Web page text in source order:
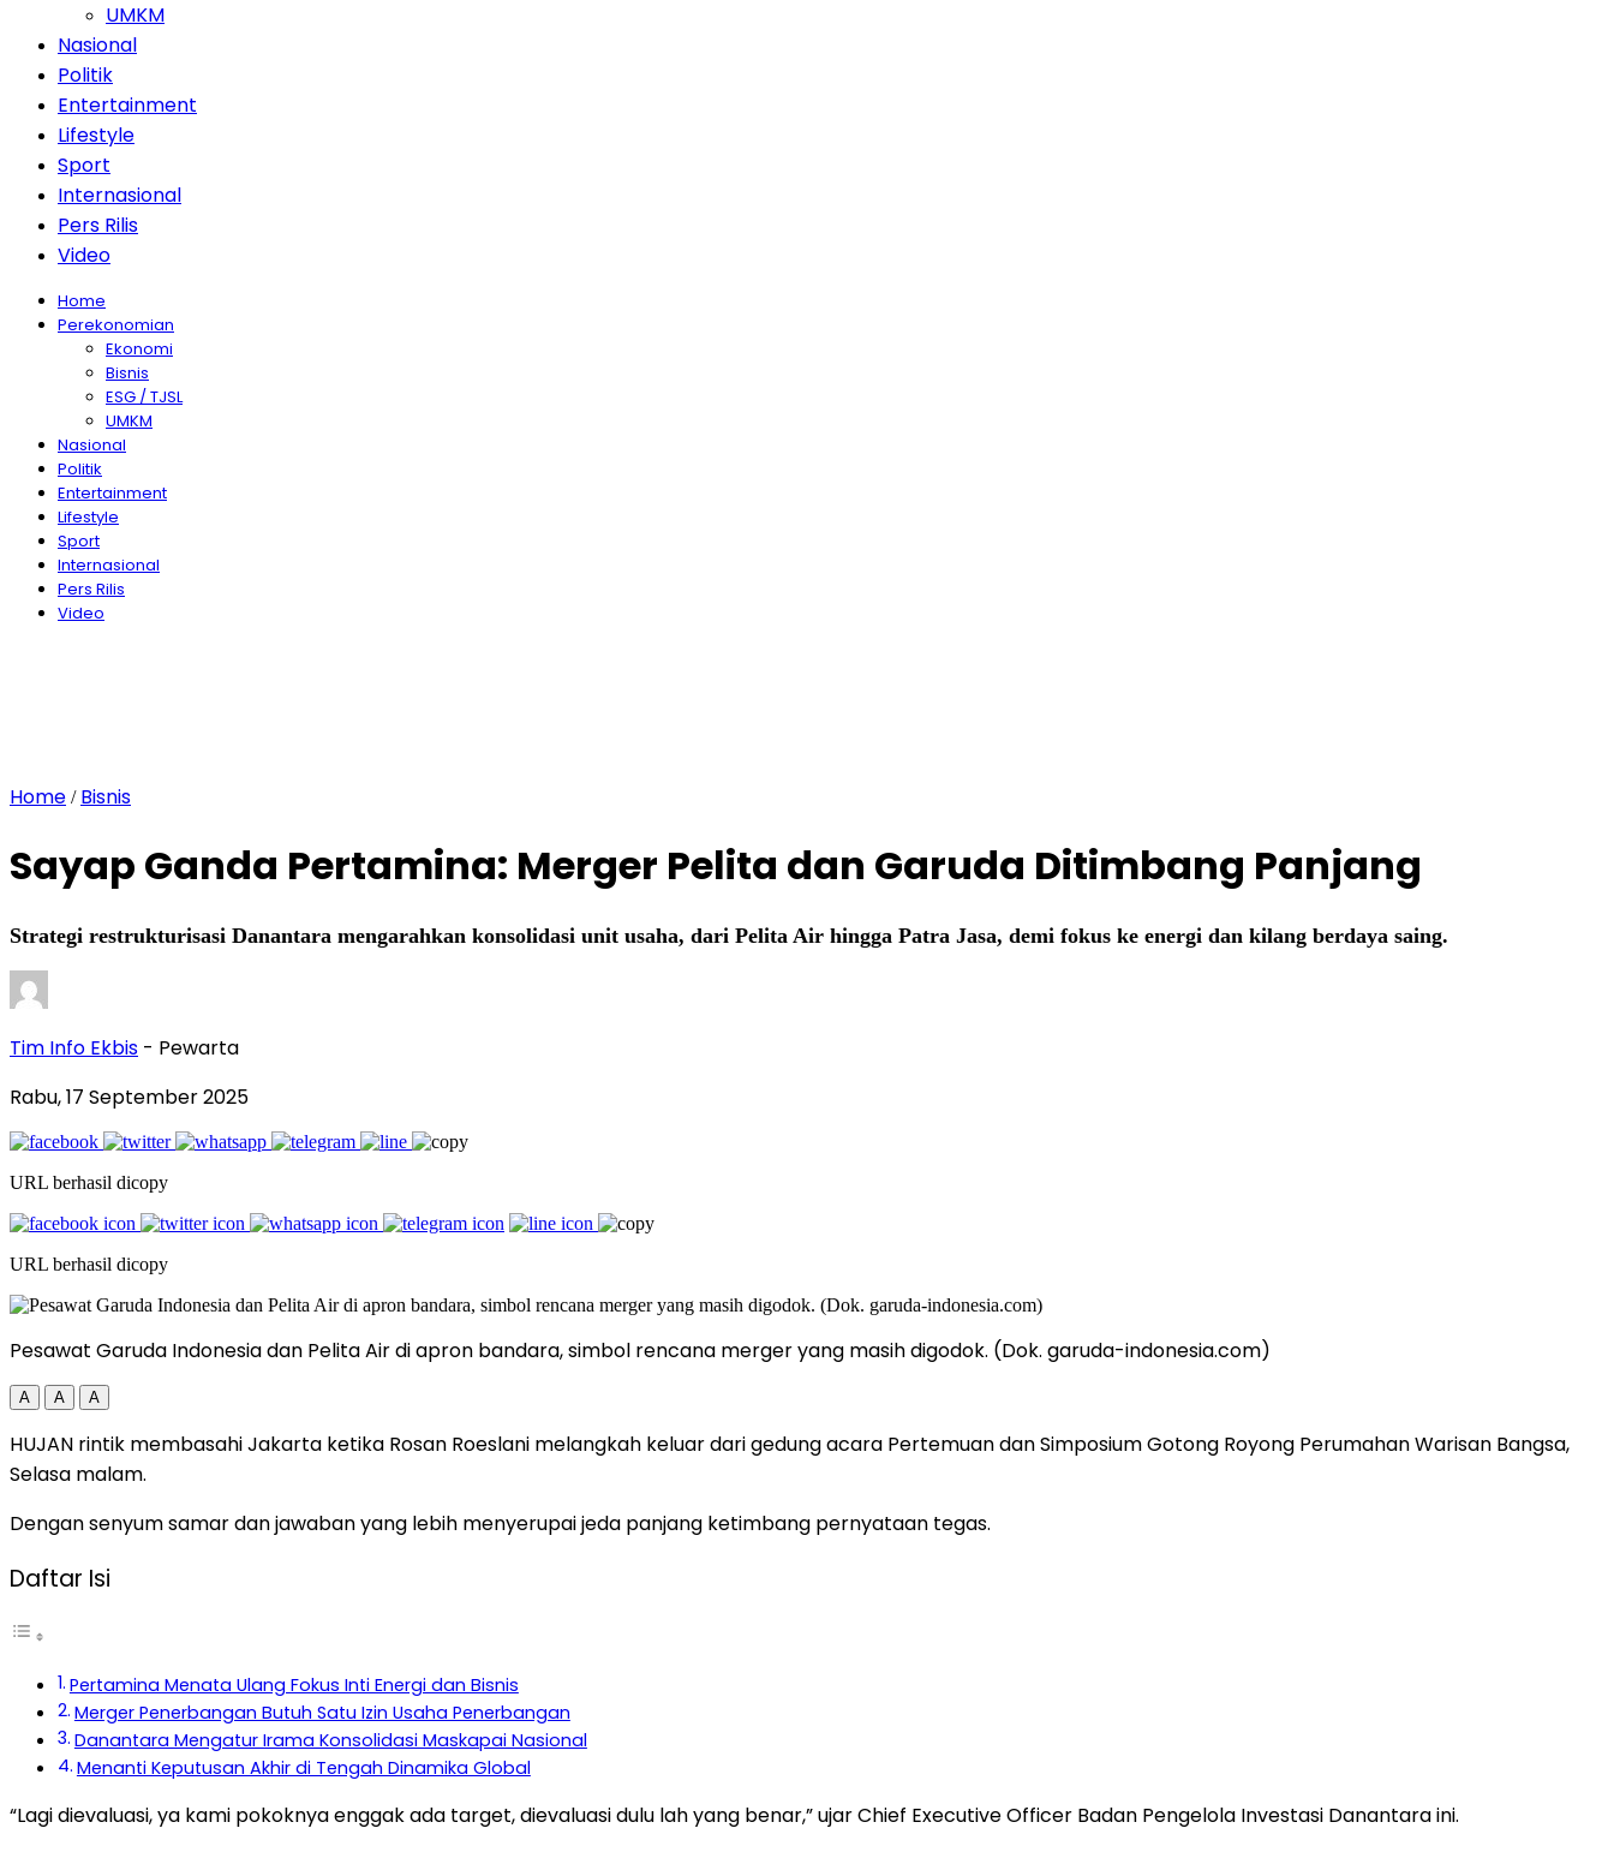
UMKM
Nasional
Politik
Entertainment
Lifestyle
Sport
Internasional
Pers Rilis
Video
Home
Perekonomian
Ekonomi
Bisnis
ESG / TJSL
UMKM
Nasional
Politik
Entertainment
Lifestyle
Sport
Internasional
Pers Rilis
Video
Home / Bisnis
Sayap Ganda Pertamina: Merger Pelita dan Garuda Ditimbang Panjang
Strategi restrukturisasi Danantara mengarahkan konsolidasi unit usaha, dari Pelita Air hingga Patra Jasa, demi fokus ke energi dan kilang berdaya saing.
Tim Info Ekbis - Pewarta
Rabu, 17 September 2025
URL berhasil dicopy
URL berhasil dicopy
Pesawat Garuda Indonesia dan Pelita Air di apron bandara, simbol rencana merger yang masih digodok. (Dok. garuda-indonesia.com)
A A A
HUJAN rintik membasahi Jakarta ketika Rosan Roeslani melangkah keluar dari gedung acara Pertemuan dan Simposium Gotong Royong Perumahan Warisan Bangsa,
Selasa malam.
Dengan senyum samar dan jawaban yang lebih menyerupai jeda panjang ketimbang pernyataan tegas.
Daftar Isi
Pertamina Menata Ulang Fokus Inti Energi dan Bisnis
Merger Penerbangan Butuh Satu Izin Usaha Penerbangan
Danantara Mengatur Irama Konsolidasi Maskapai Nasional
Menanti Keputusan Akhir di Tengah Dinamika Global
“Lagi dievaluasi, ya kami pokoknya enggak ada target, dievaluasi dulu lah yang benar,” ujar Chief Executive Officer Badan Pengelola Investasi Danantara ini.